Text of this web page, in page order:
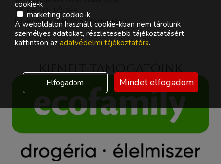
FELTÖLTŐDÉS
Pintácsi Viki és a Mantra Flow
cookie-k
marketing cookie-k
A weboldalon használt cookie-kban nem tárolunk
személyes adatokat, részletesebb tájékoztatásért
kattintson az adatvédelmi tájékoztatóra.
Elfogadom Mindet elfogadom